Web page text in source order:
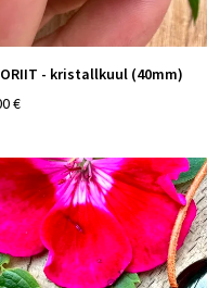
- kristallkuul (40mm)
€